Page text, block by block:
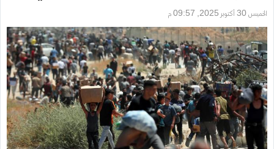
الخميس 30 أكتوبر 2025, 09:57 م